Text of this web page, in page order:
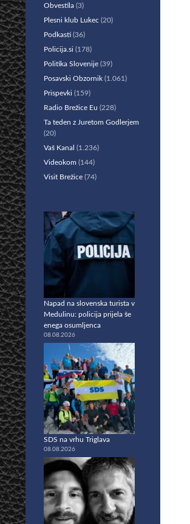
Obvestila (3)
Plesni klub Lukec (20)
Podkasti (36)
Policija.si (178)
Politika Slovenije (39)
Posavski Obzornik (1.061)
Prispevki (159)
Radio Brežice Eu (228)
Ta teden z Juretom Godlerjem
(20)
Vaš Kanal (1.236)
Videokom (144)
Visit Brežice (74)
Napad na slovenska turista v
Medulinu: policija prijela še
enega osumljenca
08.08.2026
SDS na vrhu Triglava
08.08.2026